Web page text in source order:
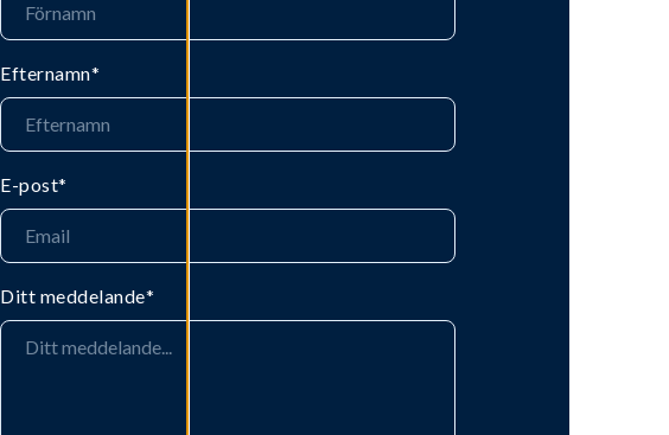
Efternamn*
E-post*
Ditt meddelande*